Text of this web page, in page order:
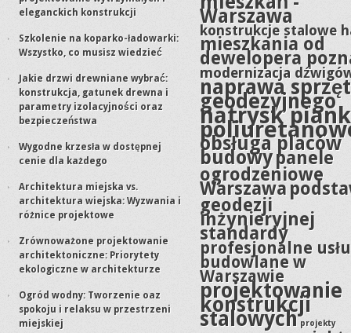
eleganckich konstrukcji
Szkolenie na koparko-ładowarki:
Wszystko, co musisz wiedzieć
Jakie drzwi drewniane wybrać:
konstrukcja, gatunek drewna i
parametry izolacyjności oraz
bezpieczeństwa
Wygodne krzesła w dostępnej
cenie dla każdego
Architektura miejska vs.
architektura wiejska: Wyzwania i
różnice projektowe
Zrównoważone projektowanie
architektoniczne: Priorytety
ekologiczne w architekturze
Ogród wodny: Tworzenie oaz
spokoju i relaksu w przestrzeni
miejskiej
Warszawa
konstrukcje stalowe
mieszkania od
dewelopera
modernizacja
naprawa
geodezyjnego
natrysk
obsługa placów
budowypanele
ogrodzeniowe
Warszawa
geodezji
inżynieryjnej
standardy
profesjonalne
budowlane w
Warszawie
projektowanie
konstrukcji
stalowych projekty